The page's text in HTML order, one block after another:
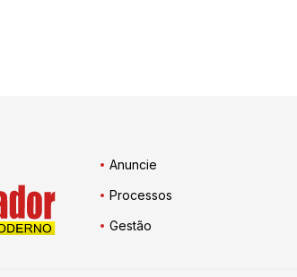
Anuncie
Processos
Gestão